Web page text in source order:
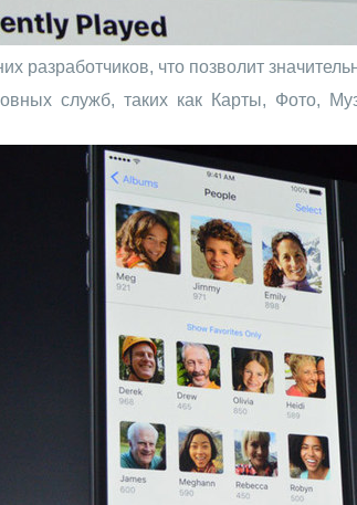
разработчиков, что позволит
служб, таких как Карты, Фото,